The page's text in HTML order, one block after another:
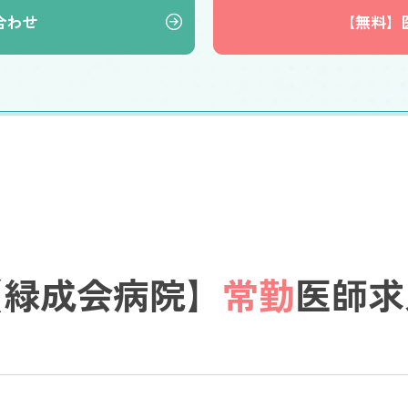
わせ 【無料
成会病院】 常勤医師